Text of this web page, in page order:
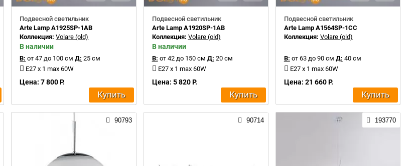
Подвесной светильник
Arte Lamp A1925SP-1AB
Коллекция:Volare (old)
В наличии
В: от 47 до 100 см Д: 25 см
E27 x 1 max 60W
Цена: 7 800 Р.
Купить
Подвесной светильник
Arte Lamp A1920SP-1AB
Коллекция: Volare (old)
В наличии
В: от 42 до 150 см Д: 20 см
E27 x 1 max 60W
Цена: 5 820 Р.
Купить
Подвесной светильник
Arte Lamp A1564SP-1CC
Коллекция: Volare (old)
В: от 63 до 90 см Д: 40 см
E27 x 1 max 60W
Цена: 21 660 Р.
Купить
90793 90714 193770